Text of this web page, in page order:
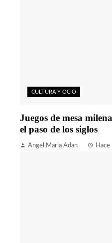
CULTURA Y OCIO
Juegos de mesa
el paso de los siglos
Angel Maria Adan Hace